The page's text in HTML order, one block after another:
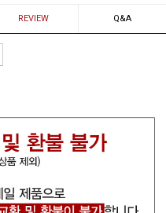
REVIEW Q&A